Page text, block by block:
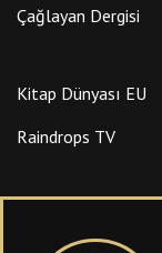
Çağlayan Dergisi
Kitap Dünyası EU
Raindrops TV